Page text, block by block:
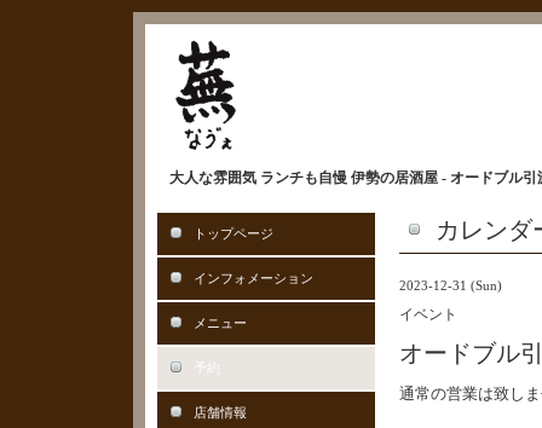
大人な雰囲気 ランチも自慢 伊勢の居酒屋 - オードブル引
カレンダ
2023-12-31 (Sun)
イベント
オードブル
通常の営業は致し
トップページ
インフォメーション
メニュー
予約
店舗情報